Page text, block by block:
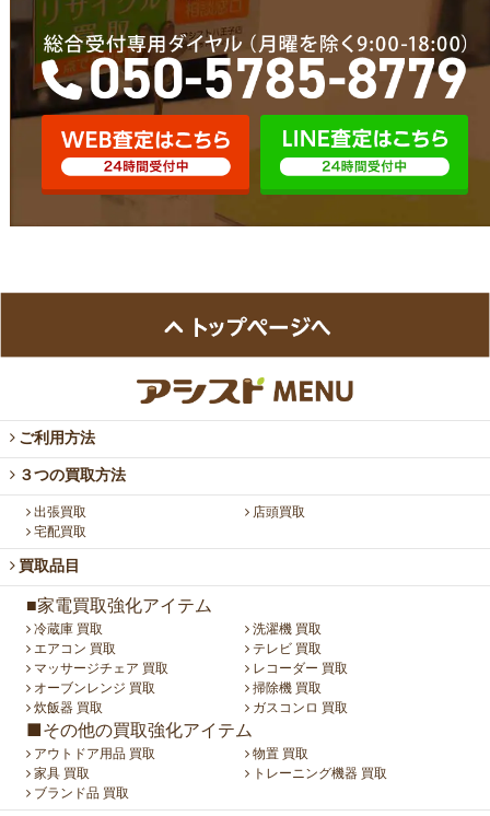
ご利用方法
３つの買取方法
出張買取
店頭買取
宅配買取
買取品目
■家電買取強化アイテム
冷蔵庫 買取
洗濯機 買取
エアコン 買取
テレビ 買取
マッサージチェア 買取
レコーダー 買取
オーブンレンジ 買取
掃除機 買取
炊飯器 買取
ガスコンロ 買取
■その他の買取強化アイテム
アウトドア用品 買取
物置 買取
家具 買取
トレーニング機器 買取
ブランド品 買取